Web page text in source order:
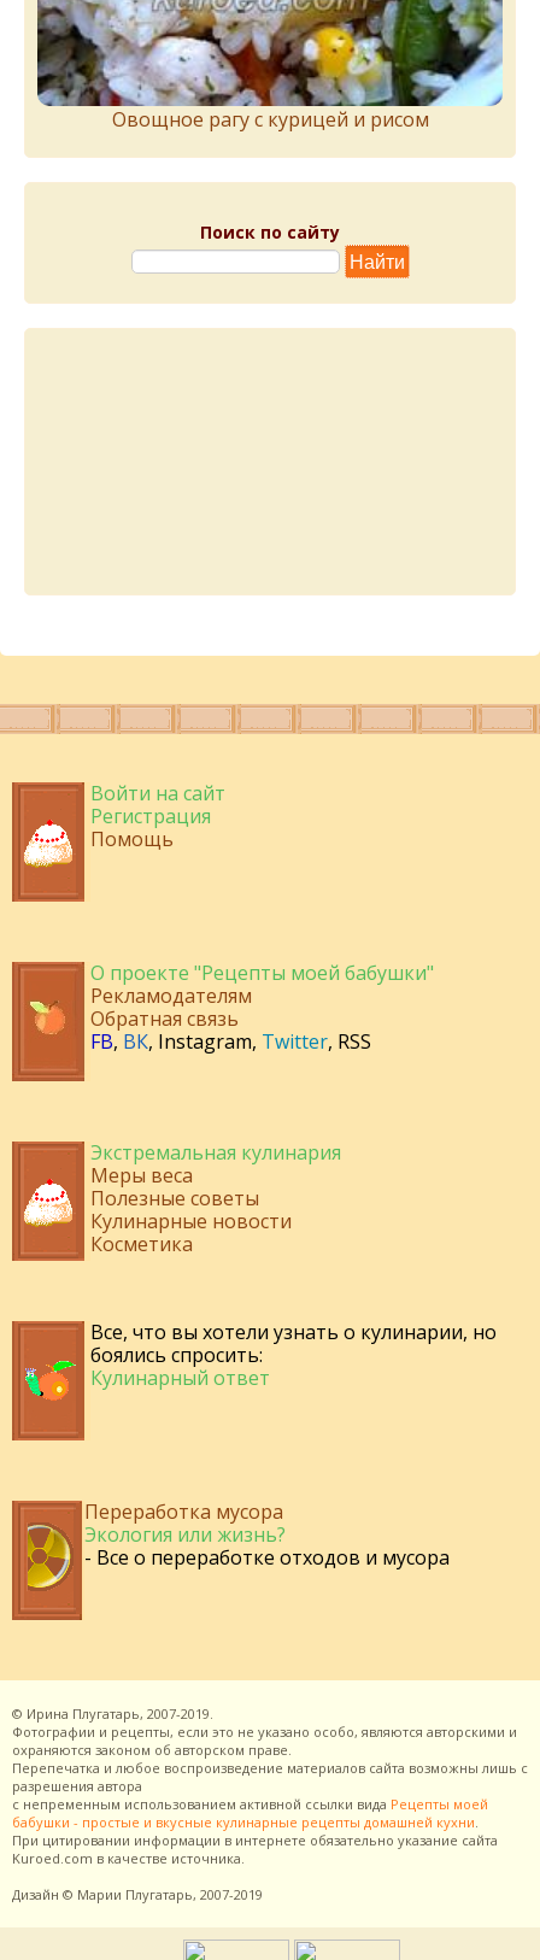
Овощное рагу с курицей и рисом
Поиск по сайту
Войти на сайт
Регистрация
Помощь
О проекте "Рецепты моей бабушки"
Рекламодателям
Обратная связь
FB, ВК, Instagram, Twitter, RSS
Экстремальная кулинария
Меры веса
Полезные советы
Кулинарные новости
Косметика
Все, что вы хотели узнать о кулинарии, но
боялись спросить:
Кулинарный ответ
Переработка мусора
Экология или жизнь?
- Все о переработке отходов и мусора
© Ирина Плугатарь, 2007-2019.
Фотографии и рецепты, если это не указано особо, являются авторскими и
охраняются законом об авторском праве.
Перепечатка и любое воспроизведение материалов сайта возможны лишь с
разрешения автора
с непременным использованием активной ссылки вида Рецепты моей
бабушки - простые и вкусные кулинарные рецепты домашней кухни.
При цитировании информации в интернете обязательно указание сайта
Kuroed.com в качестве источника.
Дизайн © Марии Плугатарь, 2007-2019